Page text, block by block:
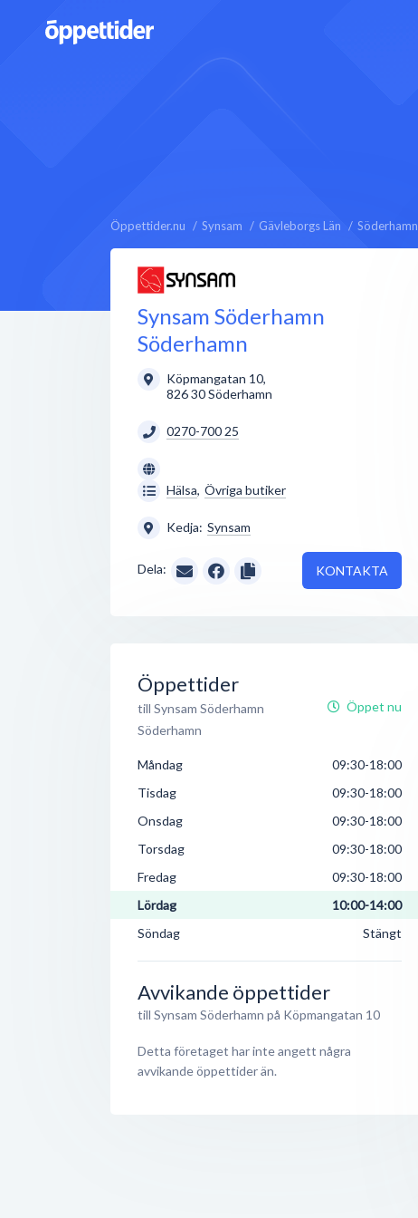
Öppettider.nu Synsam Gävleborgs Län Söderhamn
Synsam Söderhamn
Söderhamn
Köpmangatan 10,
826 30Söderhamn
0270-700 25
Hälsa, Övriga butiker
Kedja: Synsam
Dela: KONTAKTA
Öppettider
till Synsam Söderhamn
Söderhamn
Öppet nu
Måndag
09:30-18:00
Tisdag
09:30-18:00
Onsdag
09:30-18:00
Torsdag
09:30-18:00
Fredag
09:30-18:00
Lördag
10:00-14:00
Söndag
Stängt
Avvikande öppettider
till Synsam Söderhamn på Köpmangatan 10
Detta företaget har inte angett några
avvikande öppettider än.